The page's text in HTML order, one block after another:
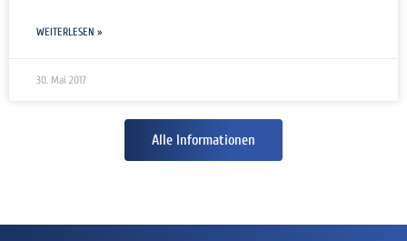
WEITERLESEN »
30. Mai 2017
Alle Informationen